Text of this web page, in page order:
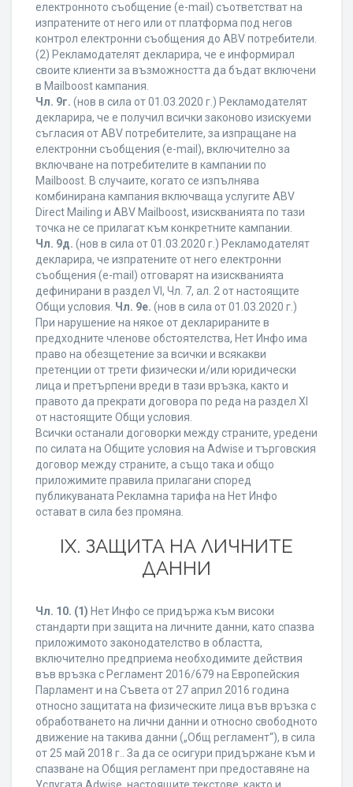
електронното съобщение (e-mail) съответстват на
изпратените от него или от платформа под негов
контрол електронни съобщения до ABV потребители.
(2) Рекламодателят декларира, че е информирал
своите клиенти за възможността да бъдат включени
в Mailboost кампания.
Чл. 9г. (нов в сила от 01.03.2020 г.) Рекламодателят
декларира, че е получил всички законово изискуеми
съгласия от ABV потребителите, за изпращане на
електронни съобщения (e-mail), включително за
включване на потребителите в кампании по
Mailboost. В случаите, когато се изпълнява
комбинирана кампания включваща услугите ABV
Direct Mailing и ABV Mailboost, изискванията по тази
точка не се прилагат към конкретните кампании.
Чл. 9д. (нов в сила от 01.03.2020 г.) Рекламодателят
декларира, че изпратените от него електронни
съобщения (e-mail) отговарят на изискванията
дефинирани в раздел VI, Чл. 7, ал. 2 от настоящите
Общи условия. Чл. 9е. (нов в сила от 01.03.2020 г.)
При нарушение на някое от декларираните в
предходните членове обстоятелства, Нет Инфо има
право на обезщетение за всички и всякакви
претенции от трети физически и/или юридически
лица и претърпени вреди в тази връзка, както и
правото да прекрати договора по реда на раздел XI
от настоящите Общи условия.
Всички останали договорки между страните, уредени
по силата на Общите условия на Adwise и търговския
договор между страните, а също така и общо
приложимите правила прилагани според
публикуваната Рекламна тарифа на Нет Инфо
остават в сила без промяна.
IХ. ЗАЩИТА НА ЛИЧНИТЕ
ДАННИ
Чл. 10. (1) Нет Инфо се придържа към високи
стандарти при защита на личните данни, като спазва
приложимото законодателство в областта,
включително предприема необходимите действия
във връзка с Регламент 2016/679 на Европейския
Парламент и на Съвета от 27 април 2016 година
относно защитата на физическите лица във връзка с
обработването на лични данни и относно свободното
движение на такива данни („Общ регламент“), в сила
от 25 май 2018 г.. За да се осигури придържане към и
спазване на Общия регламент при предоставяне на